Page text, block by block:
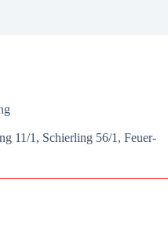
11/1, Schier­ling 56/1, Feu­er­